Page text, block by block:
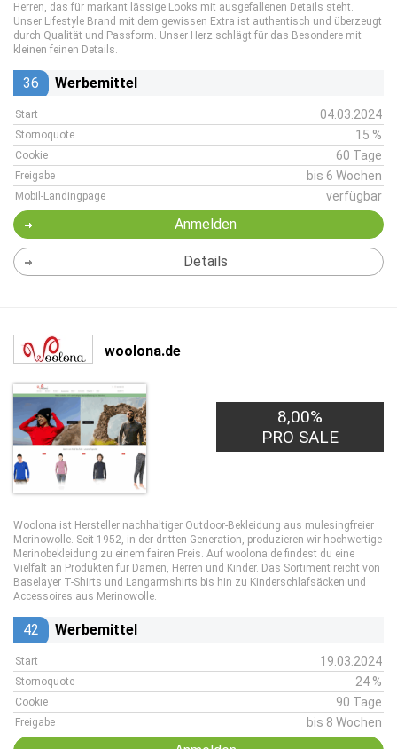
Herren, das für markant lässige Looks mit ausgefallenen Details steht.
Unser Lifestyle Brand mit dem gewissen Extra ist authentisch und überzeugt
durch Qualität und Passform. Unser Herz schlägt für das Besondere mit
kleinen feinen Details.
36 Werbemittel
Start 04.03.2024
Stornoquote 15 %
Cookie 60 Tage
Freigabe bis 6 Wochen
Mobil-Landingpage verfügbar
Anmelden
Details
woolona.de
8,00%
PRO SALE
Woolona ist Hersteller nachhaltiger Outdoor-Bekleidung aus mulesingfreier
Merinowolle. Seit 1952, in der dritten Generation, produzieren wir hochwertige
Merinobekleidung zu einem fairen Preis. Auf woolona.de findest du eine
Vielfalt an Produkten für Damen, Herren und Kinder. Das Sortiment reicht von
Baselayer T-Shirts und Langarmshirts bis hin zu Kinderschlafsäcken und
Accessoires aus Merinowolle.
42 Werbemittel
Start 19.03.2024
Stornoquote 24 %
Cookie 90 Tage
Freigabe bis 8 Wochen